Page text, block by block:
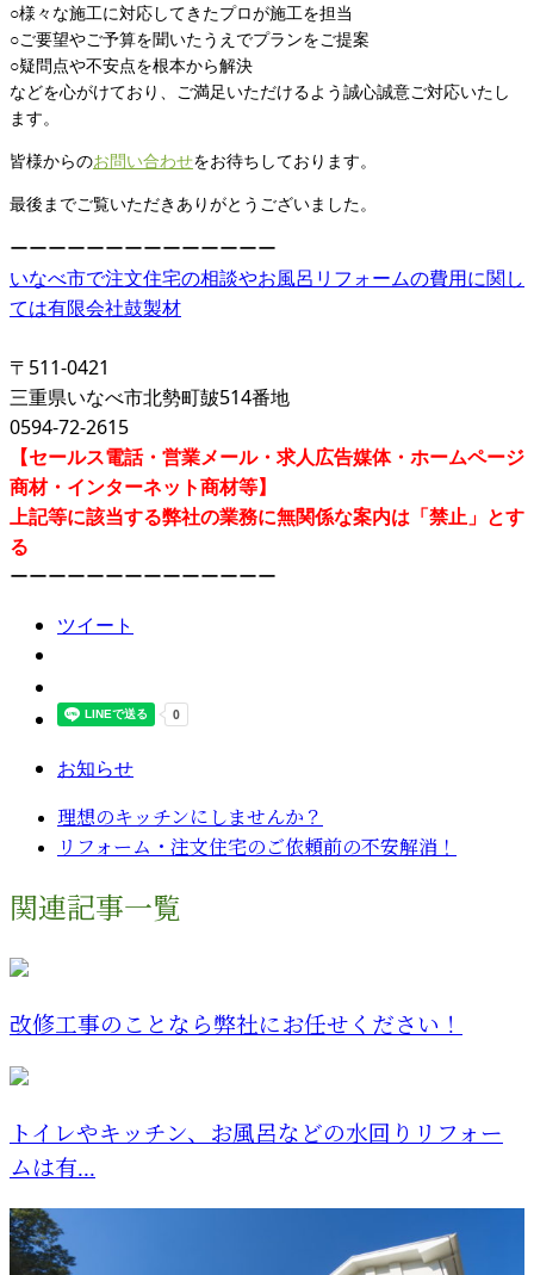
○様々な施工に対応してきたプロが施工を担当
○ご要望やご予算を聞いたうえでプランをご提案
○疑問点や不安点を根本から解決
などを心がけており、ご満足いただけるよう誠心誠意ご対応いたし
ます。
皆様からのお問い合わせをお待ちしております。
最後までご覧いただきありがとうございました。
ーーーーーーーーーーーーーー
いなべ市で注文住宅の相談やお風呂リフォームの費用に関し
ては有限会社鼓製材
〒511-0421
三重県いなべ市北勢町皷514番地
0594-72-2615
【セールス電話・営業メール・求人広告媒体・ホームページ
商材・インターネット商材等】
上記等に該当する弊社の業務に無関係な案内は「禁止」とす
る
ーーーーーーーーーーーーーー
ツイート
お知らせ
理想のキッチンにしませんか？
リフォーム・注文住宅のご依頼前の不安解消！
関連記事一覧
改修工事のことなら弊社にお任せください！
トイレやキッチン、お風呂などの水回りリフォー
ムは有...